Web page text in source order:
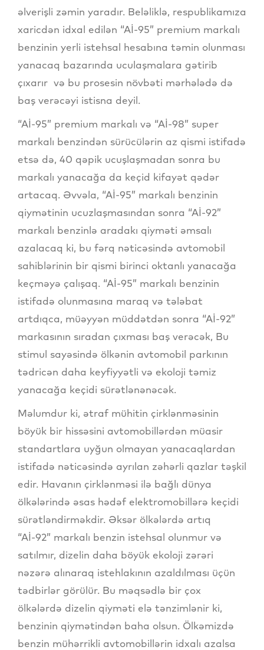
əlverişli zəmin yaradır. Beləliklə, respublikamıza
xaricdən idxal edilən “Aİ-95” premium markalı
benzinin yerli istehsal hesabına təmin olunması
yanacaq bazarında uculaşmalara gətirib
çıxarır və bu prosesin növbəti mərhələdə də
baş verəcəyi istisna deyil.
“Aİ-95” premium markalı və “Aİ-98” super
markalı benzindən sürücülərin az qismi istifadə
etsə də, 40 qəpik ucuşlaşmadan sonra bu
markalı yanacağa da keçid kifayət qədər
artacaq. Əvvəla, “Aİ-95” markalı benzinin
qiymətinin ucuzlaşmasından sonra “Aİ-92”
markalı benzinlə aradakı qiyməti əmsalı
azalacaq ki, bu fərq nəticəsində avtomobil
sahiblərinin bir qismi birinci oktanlı yanacağa
keçməyə çalışaq. “Aİ-95” markalı benzinin
istifadə olunmasına maraq və tələbat
artdıqca, müəyyən müddətdən sonra “Aİ-92”
markasının sıradan çıxması baş verəcək, Bu
stimul sayəsində ölkənin avtomobil parkının
tədricən daha keyfiyyətli və ekoloji təmiz
yanacağa keçidi sürətlənənəcək.
Məlumdur ki, ətraf mühitin çirklənməsinin
böyük bir hissəsini avtomobillərdən müasir
standartlara uyğun olmayan yanacaqlardan
istifadə nəticəsində ayrılan zəhərli qazlar təşkil
edir. Havanın çirklənməsi ilə bağlı dünya
ölkələrində əsas hədəf elektromobillərə keçidi
sürətləndirməkdir. Əksər ölkələrdə artıq
“Aİ-92” markalı benzin istehsal olunmur və
satılmır, dizelin daha böyük ekoloji zərəri
nəzərə alınaraq istehlakının azaldılması üçün
tədbirlər görülür. Bu məqsədlə bir çox
ölkələrdə dizelin qiyməti elə tənzimlənir ki,
benzinin qiymətindən baha olsun. Ölkəmizdə
benzin mühərrikli avtomobillərin idxalı azalsa